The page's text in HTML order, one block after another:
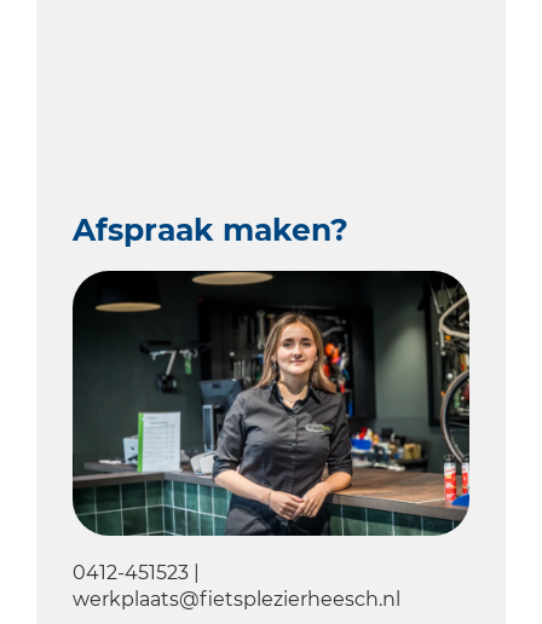
Afspraak maken?
0412-451523 |
werkplaats@fietsplezierheesch.nl